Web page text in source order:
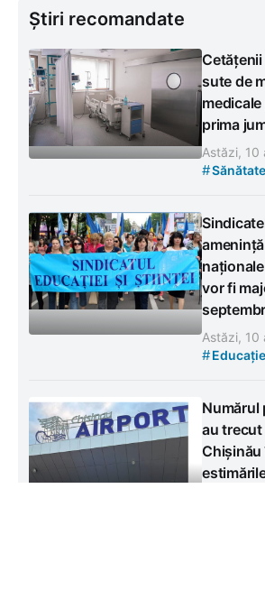
Știri recomandate
sute de
prima
Astăzi, 10
#Sănătate
vor fi
Astăzi, 10
#Educație
Numărul
au